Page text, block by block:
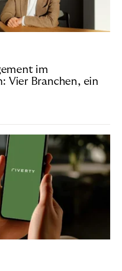
im
Vier Branchen, ein